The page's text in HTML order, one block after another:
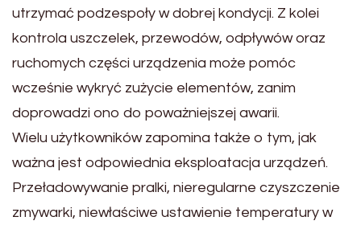
utrzymać podzespoły w dobrej kondycji. Z kolei
kontrola uszczelek, przewodów, odpływów oraz
ruchomych części urządzenia może pomóc
wcześnie wykryć zużycie elementów, zanim
doprowadzi ono do poważniejszej awarii.
Wielu użytkowników zapomina także o tym, jak
ważna jest odpowiednia eksploatacja urządzeń.
Przeładowywanie pralki, nieregularne czyszczenie
zmywarki, niewłaściwe ustawienie temperatury w